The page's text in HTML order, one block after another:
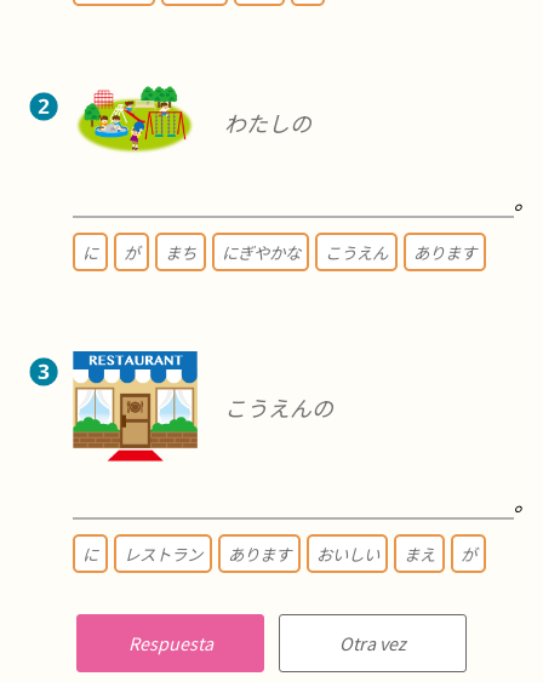
わたしの
。
に が まち にぎやかな こうえん あります
こうえんの
。
に レストラン あります おいしい まえ が
Respuesta Otra vez